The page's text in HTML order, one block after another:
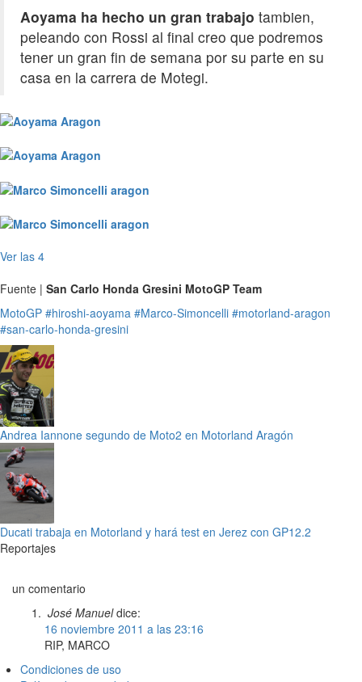
Aoyama ha hecho un gran trabajo tambien,
peleando con Rossi al final creo que podremos
tener un gran fin de semana por su parte en su
casa en la carrera de Motegi.
Ver las 4
Fuente | San Carlo Honda Gresini MotoGP Team
MotoGP #hiroshi-aoyama #Marco-Simoncelli #motorland-aragon
#san-carlo-honda-gresini
Andrea Iannone segundo de Moto2 en Motorland Aragón
Ducati trabaja en Motorland y hará test en Jerez con GP12.2
Reportajes
un comentario
José Manuel dice:
16 noviembre 2011 a las 23:16
RIP, MARCO
Condiciones de uso